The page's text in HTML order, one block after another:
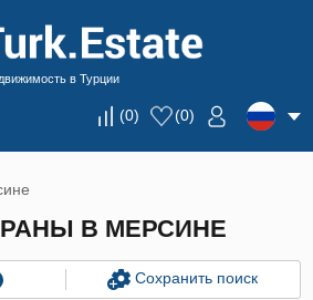
в Турции
(0) (0)
В МЕРСИНЕ
Сохранить поиск